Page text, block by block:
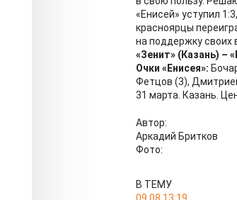
«Енисей» уступил
красноярцы
на поддержку своих
«Зенит» (Казань) –
Очки «Енисея»:
Фетцов (3),
31 марта. Казань.
Автор:
Аркадий Бритков
Фото:
В ТЕМУ